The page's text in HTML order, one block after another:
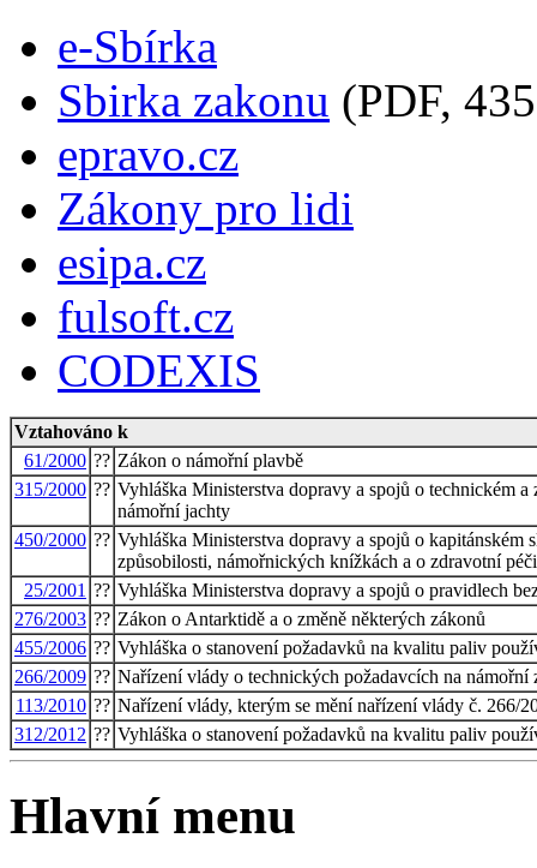
e-Sbírka
Sbirka zakonu (PDF,
epravo.cz
Zákony pro lidi
esipa.cz
fulsoft.cz
CODEXIS
Vztahováno k
61/2000 ?? Zákon o námořní plavbě
315/2000 ?? Vyhláška Ministerstva dopravy a spojů o technickém
námořní jachty
450/2000 ?? Vyhláška Ministerstva dopravy a spojů o kapitánském
způsobilosti, námořnických knížkách a o zdravotní
25/2001 ?? Vyhláška Ministerstva dopravy a spojů o pravidlech
276/2003 ?? Zákon o Antarktidě a o změně některých zákonů
455/2006 ?? Vyhláška o stanovení požadavků na kvalitu paliv
266/2009 ?? Nařízení vlády o technických požadavcích na námořní
113/2010 ?? Nařízení vlády, kterým se mění nařízení vlády č. 266/
312/2012 ?? Vyhláška o stanovení požadavků na kvalitu paliv
Hlavní menu